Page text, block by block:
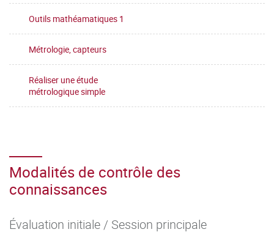
Outils mathéamatiques 1
Métrologie, capteurs
Réaliser une étude
métrologique simple
Modalités de contrôle des
connaissances
Évaluation initiale / Session principale